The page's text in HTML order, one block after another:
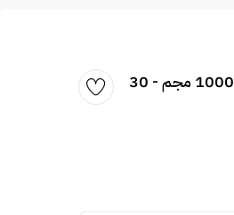
إن إتش إس رويال ستار غذاء ملكات النحل 1000 مجم - 30